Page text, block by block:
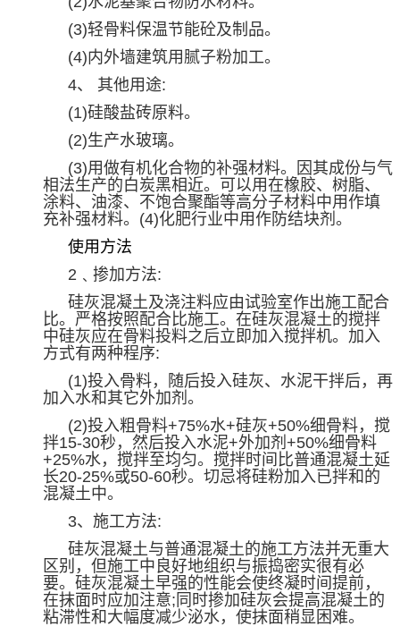
(3)轻骨料保温节能砼及制品。
(4)内外墙建筑用腻子粉加工。
4、 其他用途:
(1)硅酸盐砖原料。
(2)生产水玻璃。
(3)用做有机化合物的补强材料。因其成份与气
相法生产的白炭黑相近。可以用在橡胶、树脂、
涂料、油漆、不饱合聚酯等高分子材料中用作填
充补强材料。 (4)化肥行业中用作防结块剂。
使用方法
2 ﹑掺加方法:
硅灰混凝土及浇注料应由试验室作出施工配合
比。严格按照配合比施工。在硅灰混凝土的搅拌
中硅灰应在骨料投料之后立即加入搅拌机。加入
方式有两种程序:
(1)投入骨料，随后投入硅灰、水泥干拌后，再
加入水和其它外加剂。
(2)投入粗骨料+75%水+硅灰+50%细骨料，搅
拌15-30秒，然后投入水泥+外加剂 +50%细骨料
+25%水，搅拌至均匀。搅拌时间比普通混凝土延
长20-25%或50-60秒。切忌将硅粉加入已拌和的
混凝土中。
3、施工方法:
硅灰混凝土与普通混凝土的施工方法并无重大
区别，但施工中良好地组织与振捣密实很有必
要。硅灰混凝土早强的性能会使终凝时间提前，
在抹面时应加注意; 同时掺加硅灰会提高混凝土的
粘滞性和大幅度减少泌水，使抹面稍显困难。